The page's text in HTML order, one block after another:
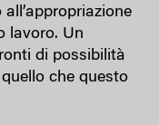
lavoro. Un
di possibilità
che questo